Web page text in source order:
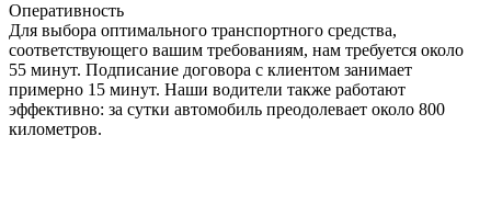
Оперативность
Для выбора оптимального транспортного средства,
соответствующего вашим требованиям, нам требуется около
55 минут. Подписание договора с клиентом занимает
примерно 15 минут. Наши водители также работают
эффективно: за сутки автомобиль преодолевает около 800
километров.